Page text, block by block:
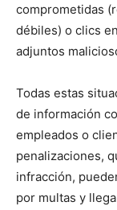
comprometidas
débiles) o clics
adjuntos
Todas estas
de información
empleados o
penalizaciones,
infracción,
por multas y